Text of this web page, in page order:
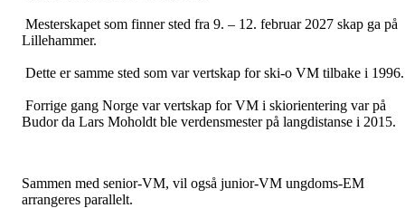
Mesterskapet som finner sted fra 9. – 12. februar 2027 skap ga på
Lillehammer.
Dette er samme sted som var vertskap for ski-o VM tilbake i 1996.
Forrige gang Norge var vertskap for VM i skiorientering var på
Budor da Lars Moholdt ble verdensmester på langdistanse i 2015.
Sammen med senior-VM, vil også junior-VM ungdoms-EM
arrangeres parallelt.